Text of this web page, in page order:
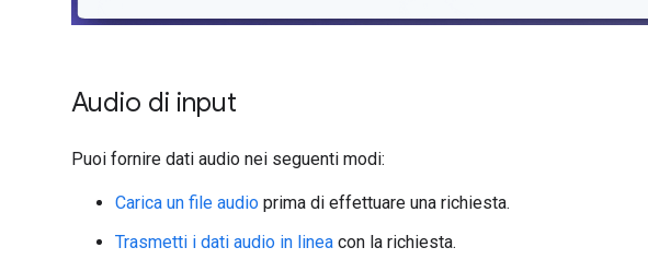
Audio di input
Puoi fornire dati audio nei seguenti modi:
Carica un file audio prima di effettuare una richiesta.
Trasmetti i dati audio in linea con la richiesta.